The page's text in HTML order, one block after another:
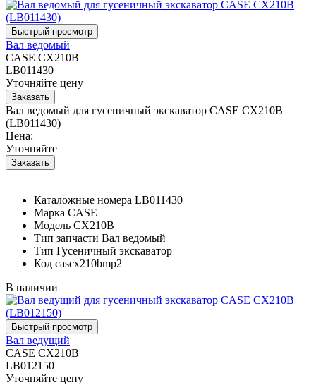
Вал ведомый
CASE CX210B
LB011430
Уточняйте цену
Вал ведомый для гусеничный экскаватор CASE CX210B
(LB011430)
Цена:
Уточняйте
Каталожные номера LB011430
Марка CASE
Модель CX210B
Тип запчасти Вал ведомый
Тип Гусеничный экскаватор
Код cascx210bmp2
В наличии
Вал ведущий
CASE CX210B
LB012150
Уточняйте цену